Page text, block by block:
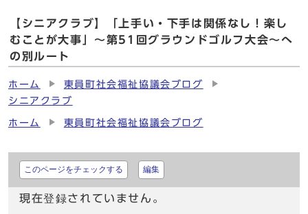
【シニアクラブ】「上手い・下手は関係なし！楽し
むことが大事」～第51回グラウンドゴルフ大会～へ
の別ルート
ホーム
東員町社会福祉協議会ブログ
シニアクラブ
ホーム 東員町社会福祉協議会ブログ
このページをチェックする 編集
現在登録されていません。